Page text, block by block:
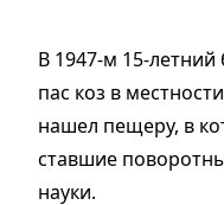
В 1947-м 15-летний
пас коз в
нашел пещеру, в
ставшие
науки.